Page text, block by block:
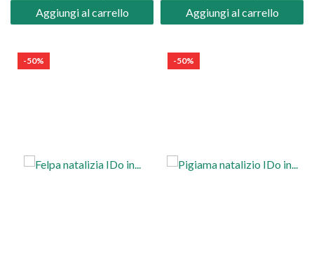
Aggiungi al carrello Aggiungi al carrello
-50% -50%